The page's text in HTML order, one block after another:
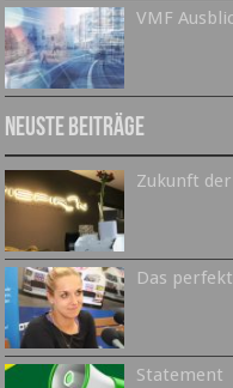
VMF
Neuste Beiträge
Zukunft
Das
Statement